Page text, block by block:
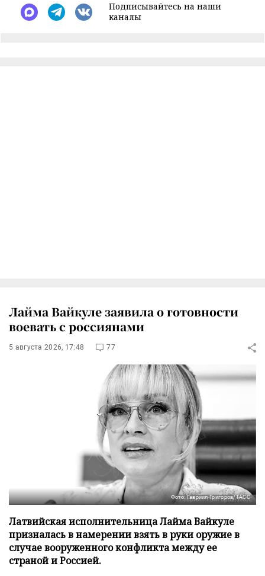
Подписывайтесь на наши
каналы
Лайма Вайкуле заявила о готовности
воевать с россиянами
5 августа 2026, 17:48 77
Фото: Гавриил Григоров/ТАСС
Латвийская исполнительница Лайма Вайкуле
призналась в намерении взять в руки оружие в
случае вооруженного конфликта между ее
страной и Россией.